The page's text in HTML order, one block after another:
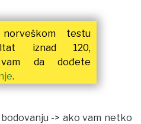
testu
iznad 120,
vam da dođete
.
-> ako vam netko